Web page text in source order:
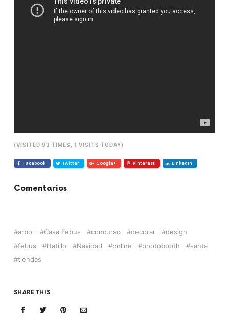
(VISITED 93 TIMES, 1 VISITS TODAY)
Facebook Twitter Google+ Pinterest LinkedIn
Comentarios
arbol Casa Febus concurso decorar
design
febus
Hatillo Navidad online photobooth
santa
tiendas
SHARE THIS